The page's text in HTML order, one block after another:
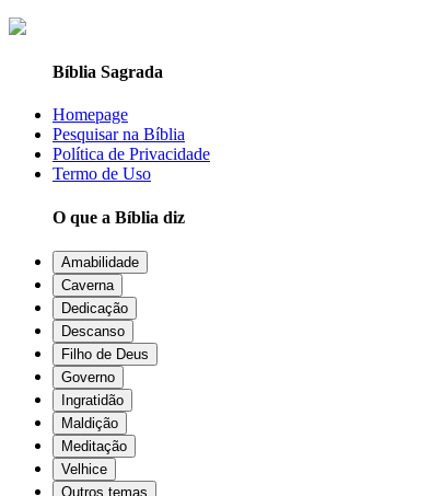
Bíblia Sagrada
Homepage
Pesquisar na Bíblia
Política de Privacidade
Termo de Uso
O que a Bíblia diz
Amabilidade
Caverna
Dedicação
Descanso
Filho de Deus
Governo
Ingratidão
Maldição
Meditação
Velhice
Outros temas